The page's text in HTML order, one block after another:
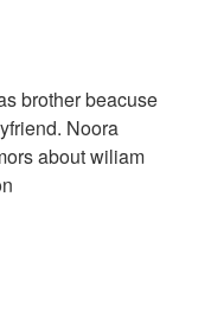
brother beacuse
Noora
about wiliam